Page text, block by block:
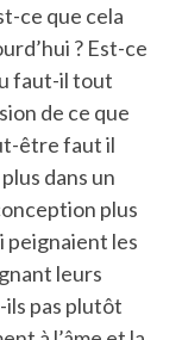
ce que cela
? Est-ce
faut-il tout
de ce que
être faut il
dans un
plus
peignaient les
leurs
pas plutôt